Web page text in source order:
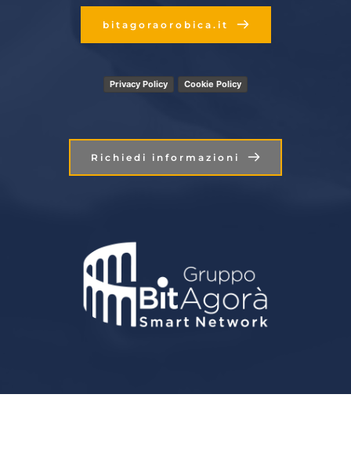
bitagoraorobica.it
Privacy Policy Cookie Policy
Richiedi informazioni